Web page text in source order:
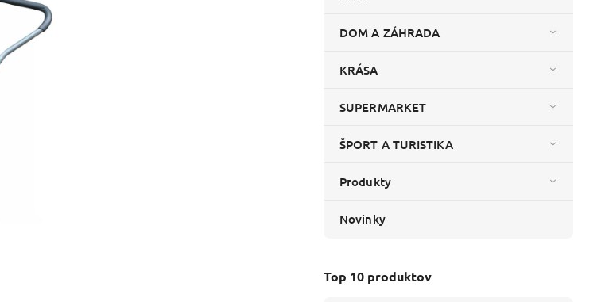
DOM A ZÁHRADA
KRÁSA
SUPERMARKET
ŠPORT A TURISTIKA
Produkty
Novinky
Top 10 produktov